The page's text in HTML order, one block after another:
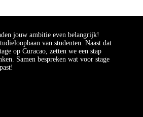
jouw ambitie even belangrijk!
van studenten. Naast dat
op Curacao, zetten we een stap
Samen bespreken wat voor stage
past!